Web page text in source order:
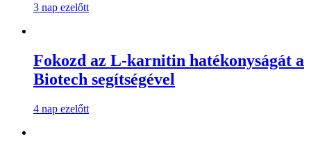
3 nap ezelőtt
Fokozd az L-karnitin hatékonyságát a
Biotech segítségével
4 nap ezelőtt